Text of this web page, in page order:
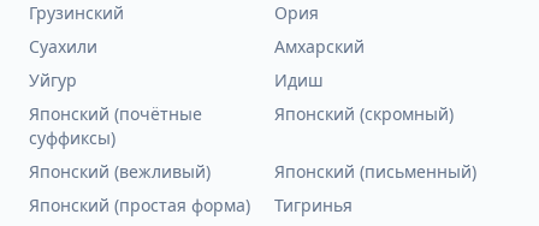
Грузинский
Ория
Суахили
Амхарский
Уйгур
Идиш
Японский (почётные
суффиксы)
Японский (скромный)
Японский (вежливый)
Японский (письменный)
Японский (простая форма)
Тигринья